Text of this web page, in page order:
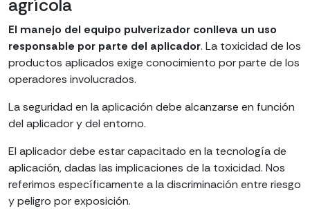
agrícola
El manejo del equipo pulverizador conlleva un uso
responsable por parte del aplicador. La toxicidad de los
productos aplicados exige conocimiento por parte de los
operadores involucrados.
La seguridad en la aplicación debe alcanzarse en función
del aplicador y del entorno.
El aplicador debe estar capacitado en la tecnología de
aplicación, dadas las implicaciones de la toxicidad. Nos
referimos específicamente a la discriminación entre riesgo
y peligro por exposición.